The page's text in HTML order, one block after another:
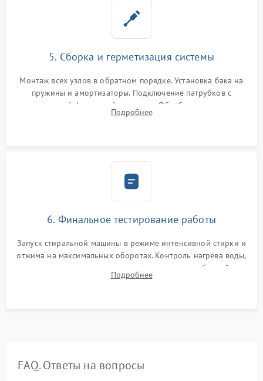
5. Сборка и герметизация системы
Монтаж всех узлов в обратном порядке. Установка бака на
пружины и амортизаторы. Подключение патрубков с
надежной фиксацией хомутами. Обработка стыков
герметиком для предотвращения возможных протечек воды.
Подробнее
6. Финальное тестирование работы
Запуск стиральной машины в режиме интенсивной стирки и
отжима на максимальных оборотах. Контроль нагрева воды,
корректности слива, отсутствия излишних вибраций,
посторонних стуков и протечек под корпусом.
Подробнее
FAQ. Ответы на вопросы